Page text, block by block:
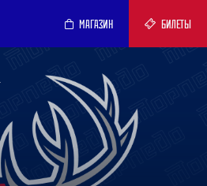
МАГАЗИН БИЛЕТЫ